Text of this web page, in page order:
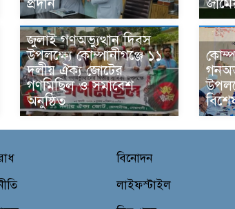
প্রদান
জুলাই গণঅভ্যুত্থান দিবস
উপলক্ষ্যে কোম্পানীগঞ্জে ১১
দলীয় ঐক্য জোটের
গণমিছিল ও সমাবেশ
অনুষ্ঠিত
বিনোদন
লাইফস্টাইল